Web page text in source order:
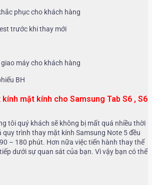
phục cho khách hàng
trước khi thay mới
máy cho khách hàng
BH
mặt kính cho Samsung Tab S6 , S6
tôi quý khách sẽ không bị mất quá nhiều thời
quy trình thay mặt kính Samsung Note 5 đều
– 180 phút. Hơn nữa việc tiến hành thay thế
dưới sự quan sát của bạn. Vì vậy bạn có thể